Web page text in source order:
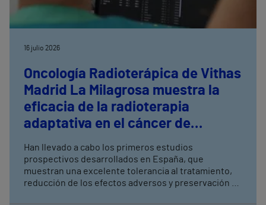
16 julio 2026
Oncología Radioterápica de Vithas
Madrid La Milagrosa muestra la
eficacia de la radioterapia
adaptativa en el cáncer de
próstata
Han llevado a cabo los primeros estudios
prospectivos desarrollados en España, que
muestran una excelente tolerancia al tratamiento,
reducción de los efectos adversos y preservación de